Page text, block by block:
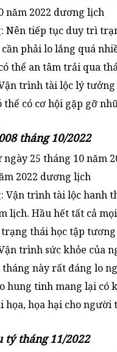
năm 2022 dương lịch
Nên tiếp tục duy trì
phải lo lắng quá
thể an tâm trải qua
trình tài lộc lý
thể có cơ hội gặp gỡ
tháng 10/2022
25 tháng 10 năm
2022 dương lịch
Vận trình tài lộc hanh
lịch. Hầu hết tất cả
thái học tập
trình sức khỏe của
này rất đáng lo
hung tinh mang lại có
họa, họa hại cho người
tháng 11/2022